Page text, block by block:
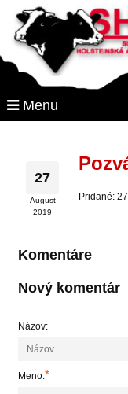
Menu
27
August
2019
Pridané:
Komentáre
Nový komentár
Názov:
Meno:*